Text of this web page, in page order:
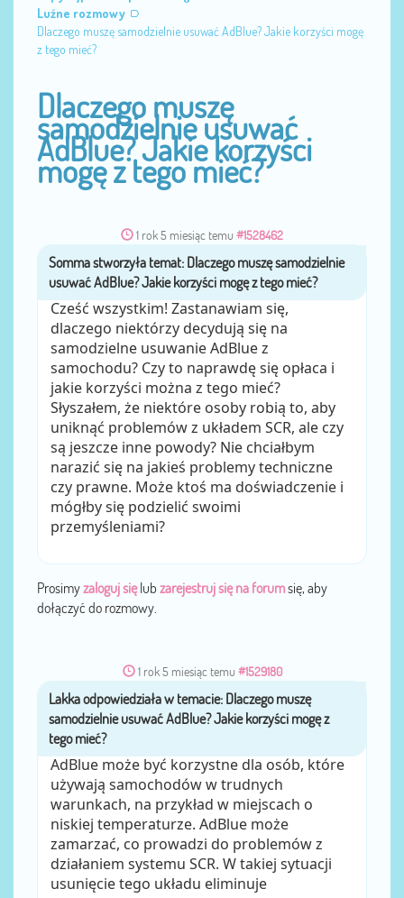
Luźne rozmowy
Dlaczego muszę samodzielnie usuwać AdBlue? Jakie korzyści mogę
z tego mieć?
Dlaczego muszę
samodzielnie usuwać
AdBlue? Jakie korzyści
mogę z tego mieć?
1 rok 5 miesiąc temu #1528462
przez Somma
Cześć wszystkim! Zastanawiam się,
dlaczego niektórzy decydują się na
samodzielne usuwanie AdBlue z
samochodu? Czy to naprawdę się opłaca i
jakie korzyści można z tego mieć?
Słyszałem, że niektóre osoby robią to, aby
uniknąć problemów z układem SCR, ale czy
są jeszcze inne powody? Nie chciałbym
narazić się na jakieś problemy techniczne
czy prawne. Może ktoś ma doświadczenie i
mógłby się podzielić swoimi
przemyśleniami?
Prosimyzaloguj sięlub zarejestruj się na forumsię, aby
dołączyć do rozmowy.
1 rok 5 miesiąc temu #1529180
przezLakka
Dodam jeszcze, że samodzielne usunięcie
AdBlue może być korzystne dla osób, które
używają samochodów w trudnych
warunkach, na przykład w miejscach o
niskiej temperaturze. AdBlue może
zamarzać, co prowadzi do problemów z
działaniem systemu SCR. W takiej sytuacji
usunięcie tego układu eliminuje